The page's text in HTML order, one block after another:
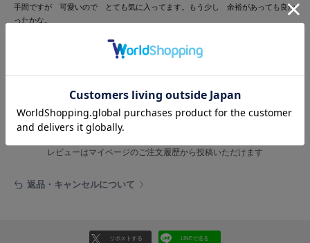
HUNTER
KEEN
キーン
ラート
手間ですが 可愛いので とても気に入ってます。もう少し 余裕があっても良か
ったかな。
レビュー投稿で全員に30ポイントプレゼント！
レビューはマイページのご注文履歴から投稿いただけます
返品・キャンセルについて
リポストする LINEで送る